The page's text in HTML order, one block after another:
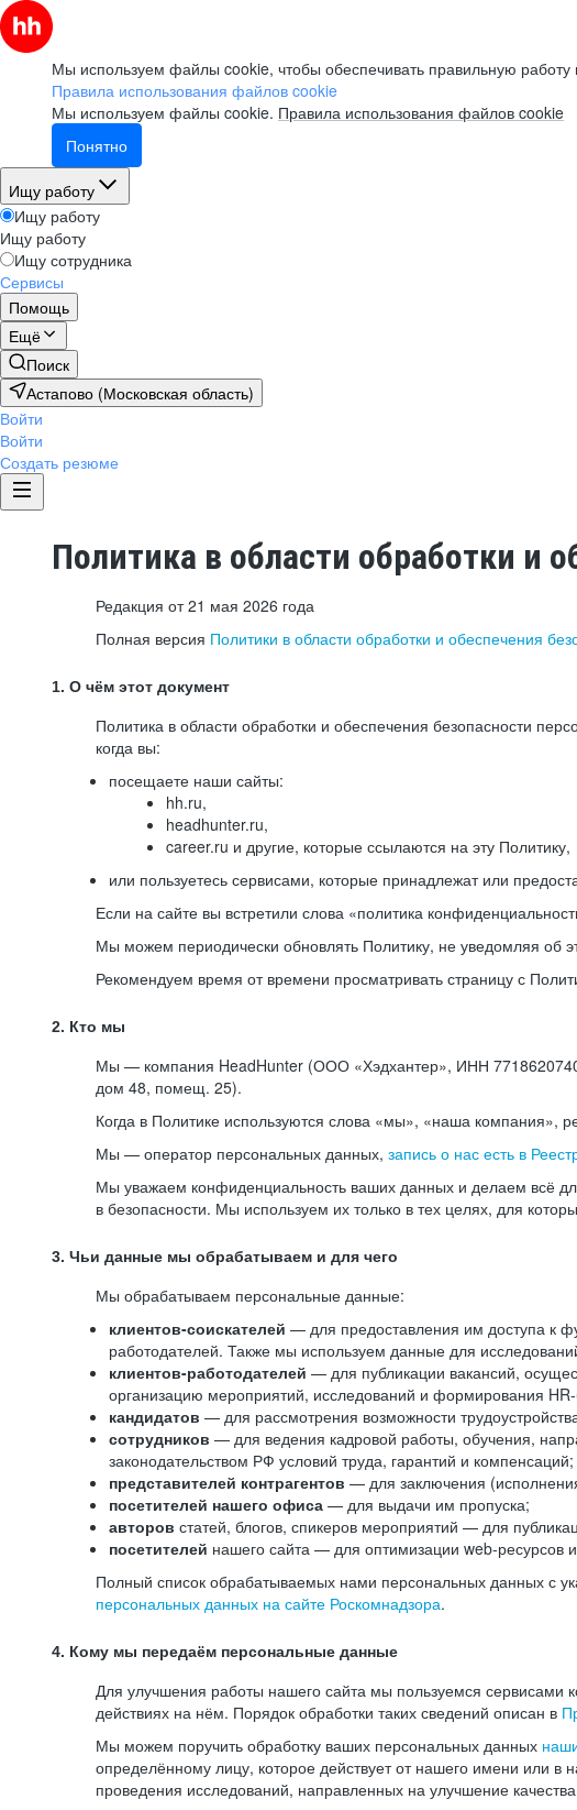
Мы используем файлы cookie, чтобы обеспечивать правильную работу
Правила использования файлов cookie
Мы используем файлы cookie. Правила использования файлов cookie
Понятно
Ищу работу
Ищу работу
Ищу работу
Ищу сотрудника
Сервисы
Помощь
Ещё
Поиск
Астапово (Московская область)
Войти
Войти
Создать резюме
Политика в области обработки и
Редакция от 21 мая 2026 года
Полная версия Политики в области обработки и обеспечения
1. О чём этот документ
Политика в области обработки и обеспечения безопасности
когда вы:
посещаете наши сайты:
hh.ru,
headhunter.ru,
career.ru и другие, которые ссылаются на эту Политику,
или пользуетесь сервисами, которые принадлежат или
Если на сайте вы встретили слова «политика
Мы можем периодически обновлять Политику, не уведомляя об
Рекомендуем время от времени просматривать страницу с
2. Кто мы
Мы — компания HeadHunter (ООО «Хэдхантер», ИНН 7718620740,
дом 48, помещ. 25).
Когда в Политике используются слова «мы», «наша компания»,
Мы — оператор персональных данных, запись о нас есть в
Мы уважаем конфиденциальность ваших данных и делаем всё
в безопасности. Мы используем их только в тех целях, для
3. Чьи данные мы обрабатываем и для чего
Мы обрабатываем персональные данные:
клиентов-соискателей — для предоставления им доступа к
работодателей. Также мы используем данные для
клиентов-работодателей — для публикации вакансий,
организацию мероприятий, исследований и формирования
кандидатов — для рассмотрения возможности
сотрудников — для ведения кадровой работы, обучения,
законодательством РФ условий труда, гарантий и компенсаций;
представителей контрагентов — для заключения
посетителей нашего офиса — для выдачи им пропуска;
авторов статей, блогов, спикеров мероприятий — для
посетителей нашего сайта — для оптимизации web-ресурсов
Полный список обрабатываемых нами персональных данных с
персональных данных на сайте Роскомнадзора.
4. Кому мы передаём персональные данные
Для улучшения работы нашего сайта мы пользуемся сервисами
действиях на нём. Порядок обработки таких сведений описан в
Мы можем поручить обработку ваших персональных данных
определённому лицу, которое действует от нашего имени или
проведения исследований, направленных на улучшение